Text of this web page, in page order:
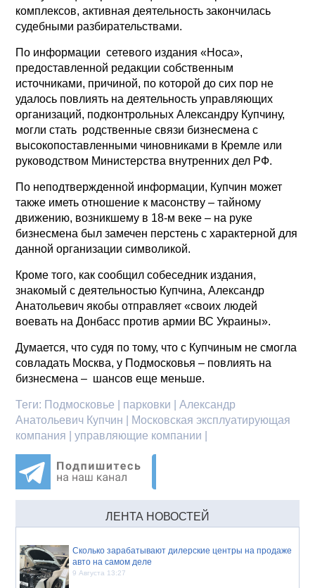
комплексов, активная деятельность закончилась
судебными разбирательствами.
По информации сетевого издания «Носа»,
предоставленной редакции собственным
источниками, причиной, по которой до сих пор не
удалось повлиять на деятельность управляющих
организаций, подконтрольных Александру Купчину,
могли стать родственные связи бизнесмена с
высокопоставленными чиновниками в Кремле или
руководством Министерства внутренних дел РФ.
По неподтвержденной информации, Купчин может
также иметь отношение к масонству – тайному
движению, возникшему в 18-м веке – на руке
бизнесмена был замечен перстень с характерной для
данной организации символикой.
Кроме того, как сообщил собеседник издания,
знакомый с деятельностью Купчина, Александр
Анатольевич якобы отправляет «своих людей
воевать на Донбасс против армии ВС Украины».
Думается, что судя по тому, что с Купчиным не смогла
совладать Москва, у Подмосковья – повлиять на
бизнесмена – шансов еще меньше.
Теги: Подмосковье | парковки | Александр
Анатольевич Купчин | Московская эксплуатирующая
компания | управляющие компании |
ЛЕНТА НОВОСТЕЙ
Сколько зарабатывают дилерские центры на продаже
авто на самом деле
9 Августа 13:27